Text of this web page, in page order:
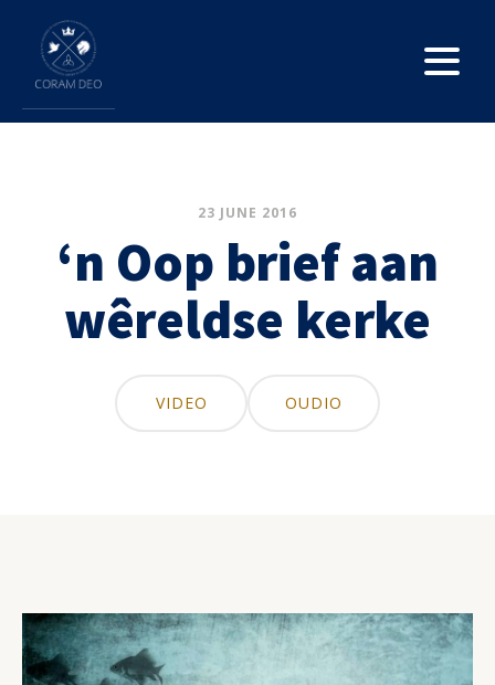
23 JUNE 2016
‘n Oop brief aan
wêreldse kerke
VIDEO OUDIO